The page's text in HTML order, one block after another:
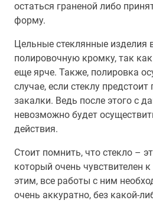
остаться граненой либо
форму.
Цельные стеклянные изделия
полировочную кромку, так
еще ярче. Также, полировка
случае, если стеклу
закалки. Ведь после этого с
невозможно будет
действия.
Стоит помнить, что стекло –
который очень чувствителен к
этим, все работы с ним
очень аккуратно, без какой-